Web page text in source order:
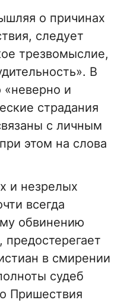
о причинах
следует
трезвомыслие,
В
«неверно и
страдания
с личным
этом на слова
и незрелых
всегда
обвинению
в смирении
судеб
Пришествия